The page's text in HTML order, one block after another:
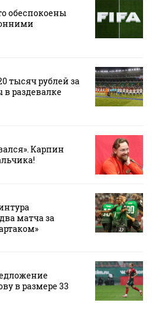
обеспокоены
тысяч рублей за
в раздевалке
Карпин
матча за
в размере 33